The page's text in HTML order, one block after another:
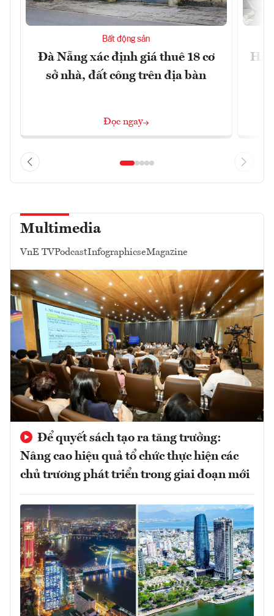
Bất động sản
Đà Nẵng xác định giá thuê 18 cơ
sở nhà, đất công trên địa bàn
Đọc ngay
Hài
Multimedia
VnE TVPodcastInfographicseMagazine
Để quyết sách tạo ra tăng trưởng:
Nâng cao hiệu quả tổ chức thực hiện các
chủ trương phát triển trong giai đoạn mới